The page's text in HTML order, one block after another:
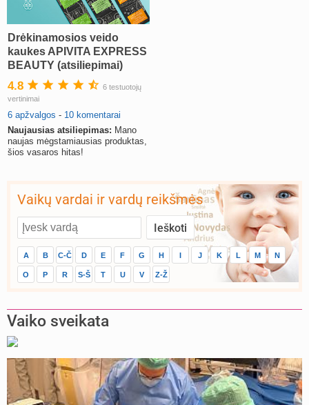
Drėkinamosios veido
kaukes APIVITA EXPRESS
BEAUTY (atsiliepimai)
4.8
6 testuotojų
vertinimai
6 apžvalgos - 10 komentarai
Naujausias atsiliepimas: Mano
naujas mėgstamiausias produktas,
šios vasaros hitas!
Vaikų vardai ir vardų reikšmės
A B C-Č D E F G H J K L M N
O P R S-Š T U V Z-Ž
Vaiko sveikata